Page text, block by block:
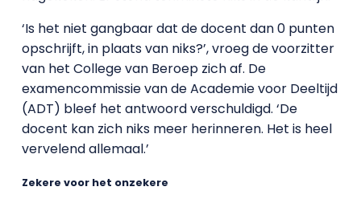
‘Is het niet gangbaar dat de docent dan 0 punten
opschrijft, in plaats van niks?’, vroeg de voorzitter
van het College van Beroep zich af. De
examencommissie van de Academie voor Deeltijd
(ADT) bleef het antwoord verschuldigd. ‘De
docent kan zich niks meer herinneren. Het is heel
vervelend allemaal.’
Zekere voor het onzekere